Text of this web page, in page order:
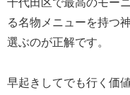
る名物メニューを持つ
選ぶのが正解です。
早起きしてでも行く価